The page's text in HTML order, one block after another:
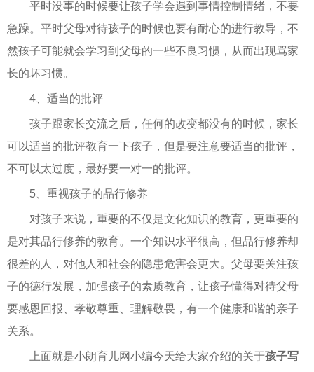
平时没事的时候要让孩子学会遇到事情控制情绪，不要
急躁。平时父母对待孩子的时候也要有耐心的进行教导，不
然孩子可能就会学习到父母的一些不良习惯，从而出现骂家
长的坏习惯。
4、适当的批评
孩子跟家长交流之后，任何的改变都没有的时候，家长
可以适当的批评教育一下孩子，但是要注意要适当的批评，
不可以太过度，最好要一对一的批评。
5、重视孩子的品行修养
对孩子来说，重要的不仅是文化知识的教育，更重要的
是对其品行修养的教育。一个知识水平很高，但品行修养却
很差的人，对他人和社会的隐患危害会更大。父母要关注孩
子的德行发展，加强孩子的素质教育，让孩子懂得对待父母
要感恩回报、孝敬尊重、理解敬畏，有一个健康和谐的亲子
关系。
上面就是小朗育儿网小编今天给大家介绍的关于孩子写